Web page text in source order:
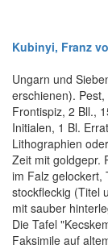
Kubinyi, Franz
Ungarn und
erschienen).
Frontispiz, 2 Bll.,
Initialen, 1 Bl.
Lithographien
Zeit mit goldgepr.
im Falz gelockert,
stockfleckig (Titel
mit sauber
Die Tafel
Faksimile auf